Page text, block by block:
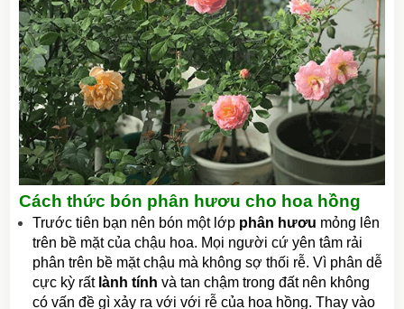
Cách thức bón phân hươu cho hoa hồng
Trước tiên bạn nên bón một lớp phân hươu mỏng lên
trên bề mặt của chậu hoa. Mọi người cứ yên tâm rải
phân trên bề mặt chậu mà không sợ thối rễ. Vì phân dễ
cực kỳ rất lành tính và tan chậm trong đất nên không
có vấn đề gì xảy ra với với rễ của hoa hồng. Thay vào